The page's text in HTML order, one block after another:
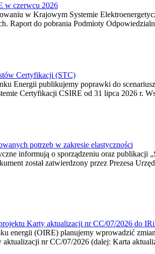
w czerwcu 2026
w Krajowym Systemie
Raport do pobrania Podmioty
Certyfikacji (STC)
Energii publikujemy poprawki do
Certyfikacji CSIRE od 31 lipca 2026 r.
potrzeb w zakresie elastyczności
informują o sporządzeniu oraz publikacji
został zatwierdzony przez Prezesa
Karty aktualizacji nr CC/07/2026 do
energii (OIRE) planujemy wprowadzić
nr CC/07/2026 (dalej: Karta